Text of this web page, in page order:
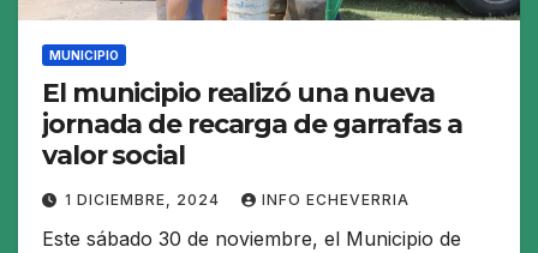
MUNICIPIO
El municipio realizó una nueva
jornada de recarga de garrafas a
valor social
1 DICIEMBRE, 2024 INFO ECHEVERRIA
Este sábado 30 de noviembre, el Municipio de